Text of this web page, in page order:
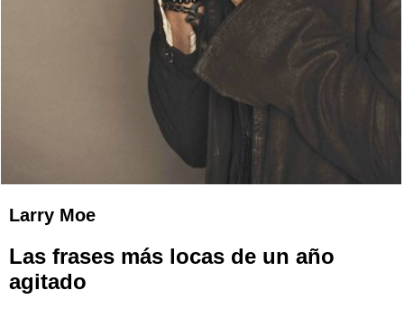
Larry Moe
Las frases más locas de un año
agitado